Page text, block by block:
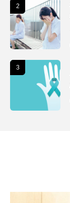
2
3